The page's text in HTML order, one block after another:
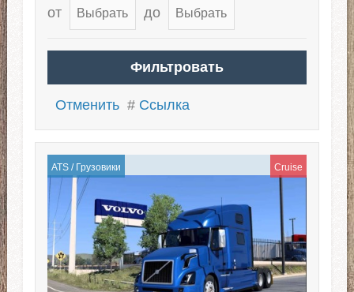
от
до
Отменить # Ссылка
ATS/ Грузовики Cruise